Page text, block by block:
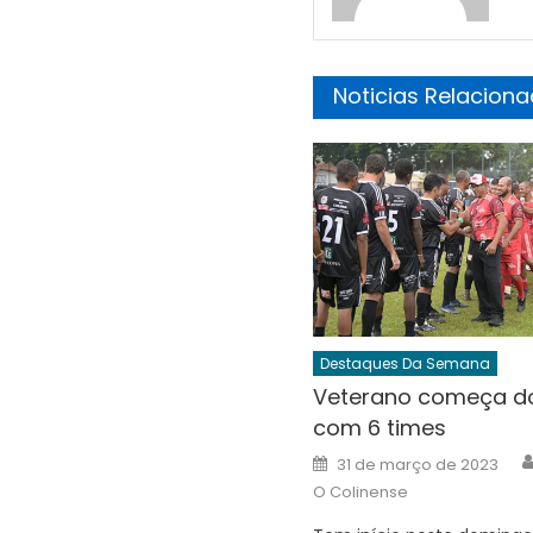
Noticias
Destaques Da Semana
Veterano começa
com 6 times
Posted
on
31 de março de 2023
O Colinense